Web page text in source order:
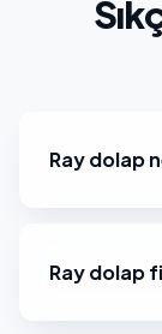
Ray dolap
Ray dolap